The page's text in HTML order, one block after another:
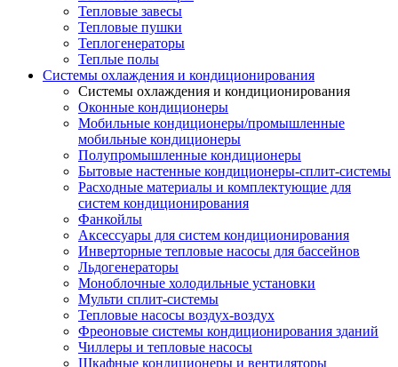
Тепловые завесы
Тепловые пушки
Теплогенераторы
Теплые полы
Системы охлаждения и кондиционирования
Системы охлаждения и кондиционирования
Оконные кондиционеры
Мобильные кондиционеры/промышленные
мобильные кондиционеры
Полупромышленные кондиционеры
Бытовые настенные кондиционеры-сплит-системы
Расходные материалы и комплектующие для
систем кондиционирования
Фанкойлы
Аксессуары для систем кондиционирования
Инверторные тепловые насосы для бассейнов
Льдогенераторы
Моноблочные холодильные установки
Мульти сплит-системы
Тепловые насосы воздух-воздух
Фреоновые системы кондиционирования зданий
Чиллеры и тепловые насосы
Шкафные кондиционеры и вентиляторы